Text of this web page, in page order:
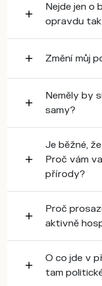
Nejde jen o
opravdu
Změní můj
Neměly by
samy?
Je běžné,
Proč vám
přírody?
Proč
aktivně
O co jde v
tam